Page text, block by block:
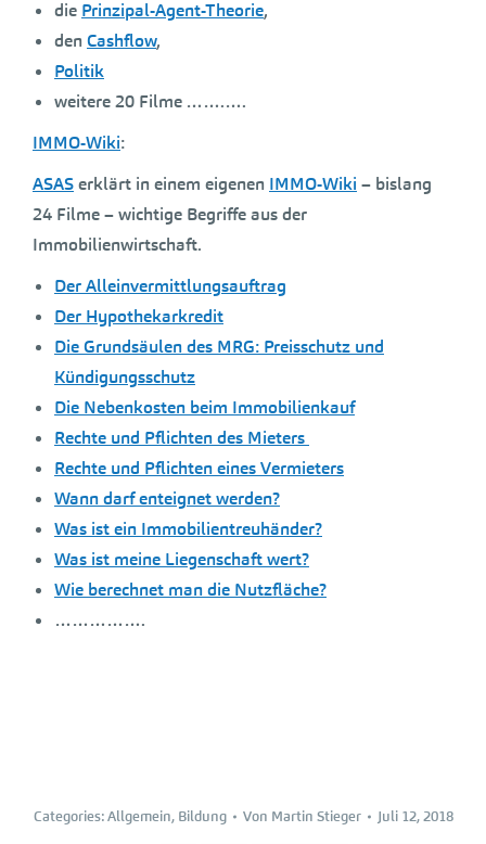
die Prinzipal-Agent-Theorie,
den Cashflow,
Politik
weitere 20 Filme …….….
IMMO-Wiki:
ASASerklärt in einem eigenen IMMO-Wiki – bislang
24 Filme – wichtige Begriffe aus der
Immobilienwirtschaft.
Der Alleinvermittlungsauftrag
Der Hypothekarkredit
Die Grundsäulen des MRG: Preisschutz und
Kündigungsschutz
Die Nebenkosten beim Immobilienkauf
Rechte und Pflichten des Mieters
Rechte und Pflichten eines Vermieters
Wann darf enteignet werden?
Was ist ein Immobilientreuhänder?
Was ist meine Liegenschaft wert?
Wie berechnet man die Nutzfläche?
…………….
Categories:Allgemein, Bildung Von Martin Stieger Juli 12, 2018